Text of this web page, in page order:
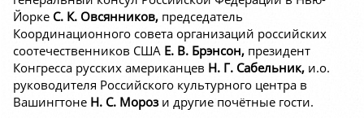
Йорке С. К. Овсянников, председатель
Координационного совета организаций российских
соотечественников США Е. В. Брэнсон, президент
Конгресса русских американцев Н. Г. Сабельник, и.о.
руководителя Российского культурного центра в
Вашингтоне Н. С. Морози другие почётные гости.